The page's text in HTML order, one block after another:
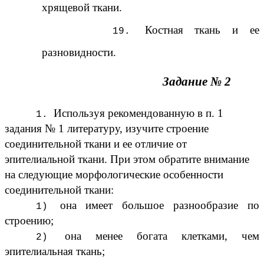
хрящевой ткани.
Костная ткань и ее
разновидности.
Задание № 2
Используя рекомендованную в п. 1
задания № 1 литературу, изучите строение
соединительной ткани и ее отличие от
эпителиальной ткани. При этом обратите внимание
на следующие морфологические особенности
соединительной ткани:
она имеет большое разнообразие по
строению;
она менее богата клетками, чем
эпителиальная ткань;